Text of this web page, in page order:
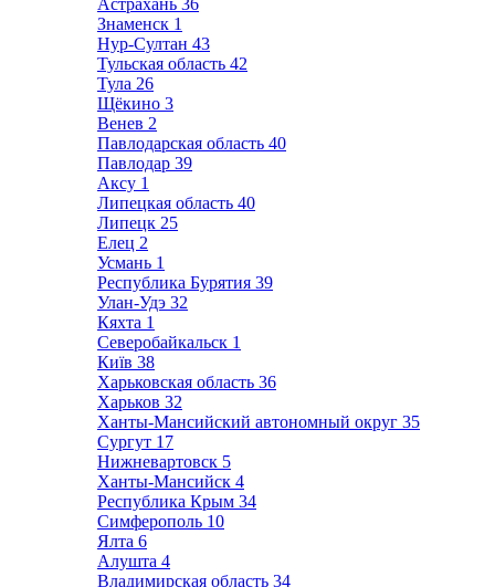
Астрахань 36
Знаменск 1
Нур-Султан 43
Тульская область 42
Тула 26
Щёкино 3
Венев 2
Павлодарская область 40
Павлодар 39
Аксу 1
Липецкая область 40
Липецк 25
Елец 2
Усмань 1
Республика Бурятия 39
Улан-Удэ 32
Кяхта 1
Северобайкальск 1
Київ 38
Харьковская область 36
Харьков 32
Ханты-Мансийский автономный округ 35
Сургут 17
Нижневартовск 5
Ханты-Мансийск 4
Республика Крым 34
Симферополь 10
Ялта 6
Алушта 4
Владимирская область 34